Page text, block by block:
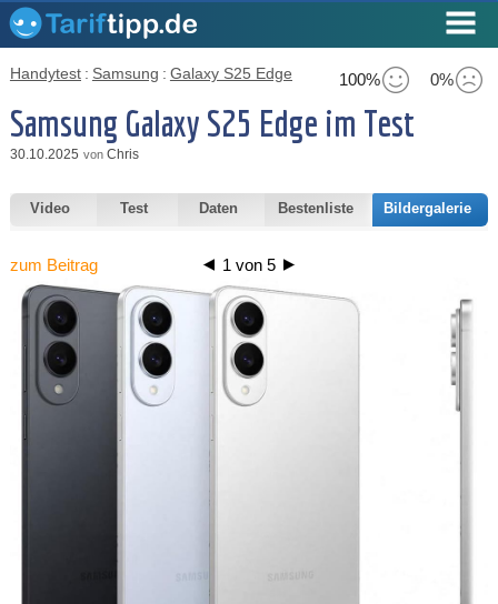
100% 0%
Handytest : Samsung : Galaxy S25 Edge
Samsung Galaxy S25 Edge im Test
30.10.2025 von Chris
Video Test Daten Bestenliste Bildergalerie
zum Beitrag 1 von5